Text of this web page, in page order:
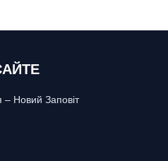
– Новий Заповіт